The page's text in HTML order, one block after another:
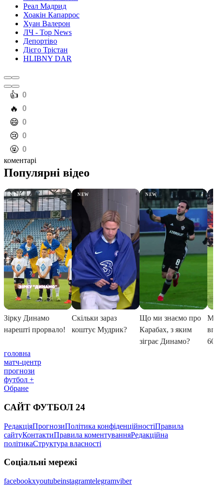
Реал Мадрид
Хоакін Капаррос
Хуан Валерон
ЛЧ - Top News
Депортіво
Дієго Трістан
HLIBNY DAR
️👍 0
️🔥 0
️😄 0
️😢 0
️🤬 0
коментарі
головна
матч-центр
прогнози
футбол +
Обране
САЙТ ФУТБОЛ 24
РедакціяПрогнозиПолітика конфіденційностіПравила
сайтуКонтактиПравила коментуванняРедакційна
політикаСтруктура власності
Соціальні мережі
facebookxyoutubeinstagramtelegramviber